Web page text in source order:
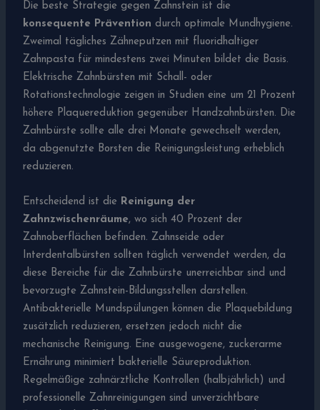
Die beste Strategie gegen Zahnstein ist die
konsequente Prävention durch optimale Mundhygiene.
Zweimal tägliches Zähneputzen mit fluoridhaltiger
Zahnpasta für mindestens zwei Minuten bildet die Basis.
Elektrische Zahnbürsten mit Schall- oder
Rotationstechnologie zeigen in Studien eine um 21 Prozent
höhere Plaquereduktion gegenüber Handzahnbürsten. Die
Zahnbürste sollte alle drei Monate gewechselt werden,
da abgenutzte Borsten die Reinigungsleistung erheblich
reduzieren.
Entscheidend ist die Reinigung der
Zahnzwischenräume, wo sich 40 Prozent der
Zahnoberflächen befinden. Zahnseide oder
Interdentalbürsten sollten täglich verwendet werden, da
diese Bereiche für die Zahnbürste unerreichbar sind und
bevorzugte Zahnstein-Bildungsstellen darstellen.
Antibakterielle Mundspülungen können die Plaquebildung
zusätzlich reduzieren, ersetzen jedoch nicht die
mechanische Reinigung. Eine ausgewogene, zuckerarme
Ernährung minimiert bakterielle Säureproduktion.
Regelmäßige zahnärztliche Kontrollen (halbjährlich) und
professionelle Zahnreinigungen sind unverzichtbare